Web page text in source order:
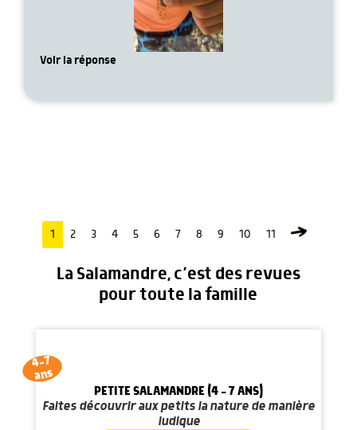
Voir la réponse
1 2 3 4 5 6 7 8 9 10 11
La Salamandre, c’est des revues
pour toute la famille
4-7
ans
PETITE SALAMANDRE (4 - 7 ANS)
Faites découvrir aux petits la nature de manière
ludique